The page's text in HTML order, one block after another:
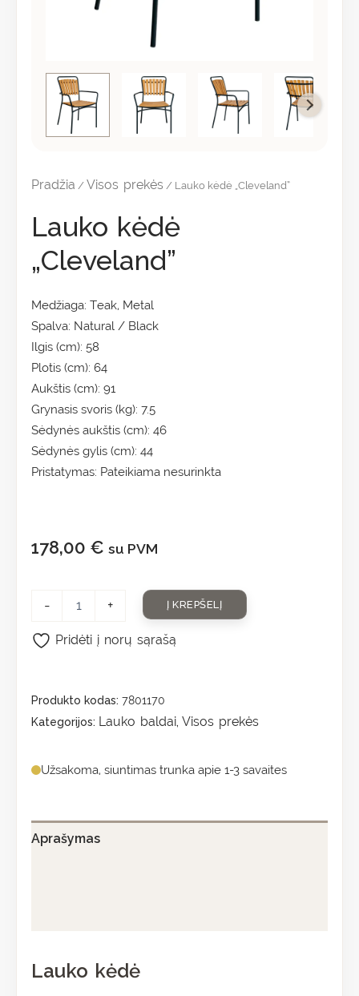
Pradžia /Visos prekės / Lauko kėdė „Cleveland”
Lauko kėdė
„Cleveland”
Medžiaga: Teak, Metal
Spalva: Natural / Black
Ilgis (cm): 58
Plotis (cm): 64
Aukštis (cm): 91
Grynasis svoris (kg): 7.5
Sėdynės aukštis (cm): 46
Sėdynės gylis (cm): 44
Pristatymas: Pateikiama nesurinkta
178,00 € su PVM
- + Į KREPŠELĮ
Produkto kodas: 7801170
Kategorijos: Lauko baldai, Visos prekės
Užsakoma, siuntimas trunka apie 1-3 savaites
Pridėti į norų sąrašą
Aprašymas
Lauko kėdė